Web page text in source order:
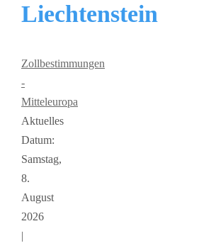
Liechtenstein
Zollbestimmungen
-
Mitteleuropa
Aktuelles
Datum:
Samstag,
8.
August
2026
|